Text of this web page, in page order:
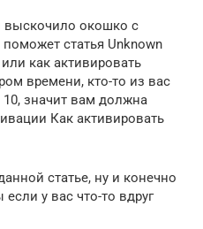
выскочило окошко с
статья Unknown
как активировать
времени, кто-то из вас
значит вам должна
Как активировать
статье, ну и конечно
у вас что-то вдруг